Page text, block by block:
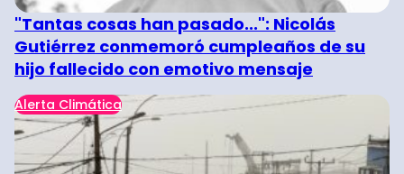
"Tantas cosas han pasado...": Nicolás
Gutiérrez conmemoró cumpleaños de su
hijo fallecido con emotivo mensaje
Alerta Climática